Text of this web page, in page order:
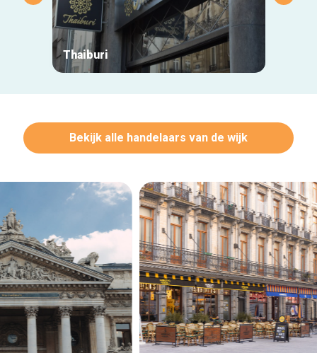
Thaiburi
Bekijk alle handelaars van de wijk